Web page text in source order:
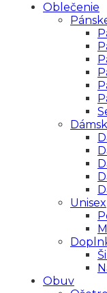
Oblečenie
Unisex
Obuv